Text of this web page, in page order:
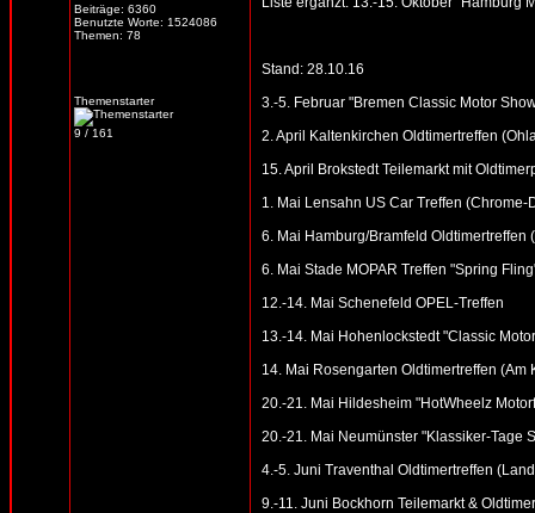
Beiträge: 6360
Benutzte Worte: 1524086
Themen: 78
Themenstarter
9 / 161
Stand: 28.10.16
3.-5. Februar "Bremen Classic Motor
2. April Kaltenkirchen Oldtimertreffen
15. April Brokstedt Teilemarkt mit
1. Mai Lensahn US Car Treffen (Chrome-
6. Mai Hamburg/Bramfeld Oldtimertreffen
6. Mai Stade MOPAR Treffen "Spring
12.-14. Mai Schenefeld OPEL-Treffen
13.-14. Mai Hohenlockstedt "Classic
14. Mai Rosengarten Oldtimertreffen (Am
20.-21. Mai Hildesheim "HotWheelz
20.-21. Mai Neumünster "Klassiker-Tage
4.-5. Juni Traventhal Oldtimertreffen
9.-11. Juni Bockhorn Teilemarkt &